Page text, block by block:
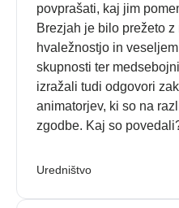
povprašati, kaj jim
Brezjah je bilo prežeto z
hvaležnostjo in
skupnosti ter
izražali tudi odgovori
animatorjev, ki so na
zgodbe. Kaj so
Uredništvo